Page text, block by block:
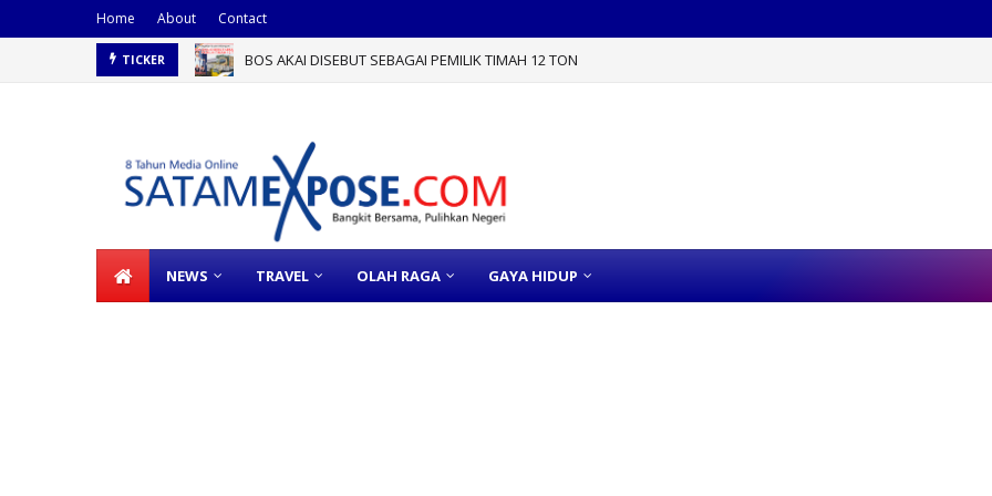
Home About Contact
TICKER BOS AKAI DISEBUT SEBAGAI PEMILIK TIMAH 12 TON
NEWS TRAVEL OLAH RAGA GAYA HIDUP